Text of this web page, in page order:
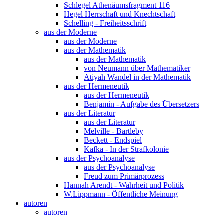
Schlegel Athenäumsfragment 116
Hegel Herrschaft und Knechtschaft
Schelling - Freiheitsschrift
aus der Moderne
aus der Moderne
aus der Mathematik
aus der Mathematik
von Neumann über Mathematiker
Atiyah Wandel in der Mathematik
aus der Hermeneutik
aus der Hermeneutik
Benjamin - Aufgabe des Übersetzers
aus der Literatur
aus der Literatur
Melville - Bartleby
Beckett - Endspiel
Kafka - In der Strafkolonie
aus der Psychoanalyse
aus der Psychoanalyse
Freud zum Primärprozess
Hannah Arendt - Wahrheit und Politik
W.Lippmann - Öffentliche Meinung
autoren
autoren